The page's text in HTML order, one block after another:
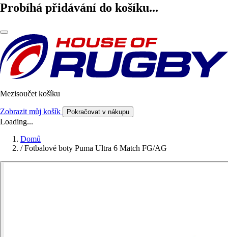
Probíhá přidávání do košíku...
Mezisoučet košíku
Zobrazit můj košík Pokračovat v nákupu
Loading...
Domů
/ Fotbalové boty Puma Ultra 6 Match FG/AG